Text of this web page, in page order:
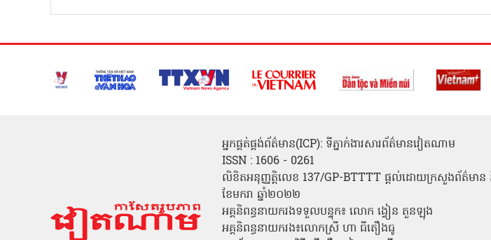
អ្នកផ្គត់ផ្គង់ព័ត៌មាន(ICP): ទីភ្នាក់ងារសារព័ត៌មានវៀតណាម
ISSN : 1606 - 0261
លិខិតអនុញ្ញត្តិលេខ 137/GP-BTTTT ផ្តល់ដោយក្រសួងព័ត៌មាន
ខែមករា ឆ្នាំ២០២២
អគ្គនិពន្ធនាយករងទទួលបន្ទុក៖ លោក ង្វៀន តួនឡុង
អគ្គនិពន្ធនាយករង៖លោកស្រី ហា ធីតឿងធូ